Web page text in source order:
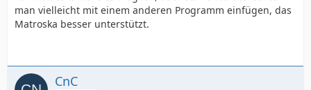
man vielleicht mit einem anderen Programm einfügen, das
Matroska besser unterstützt.
CnC